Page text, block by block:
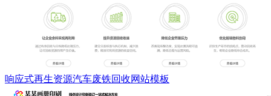
响应式再生资源汽车废铁回收网站模板